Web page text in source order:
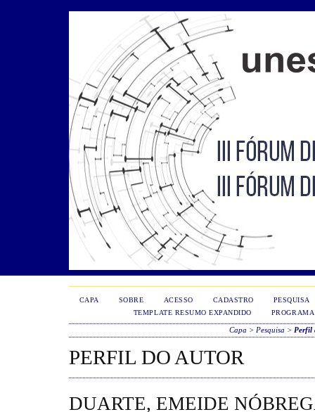
CAPA SOBRE ACESSO CADASTRO
PESQUISA
TEMPLATE RESUMO EXPANDIDO
PROGRAMA
Capa > Pesquisa > Perfil
PERFIL DO AUTOR
DUARTE, EMEIDE